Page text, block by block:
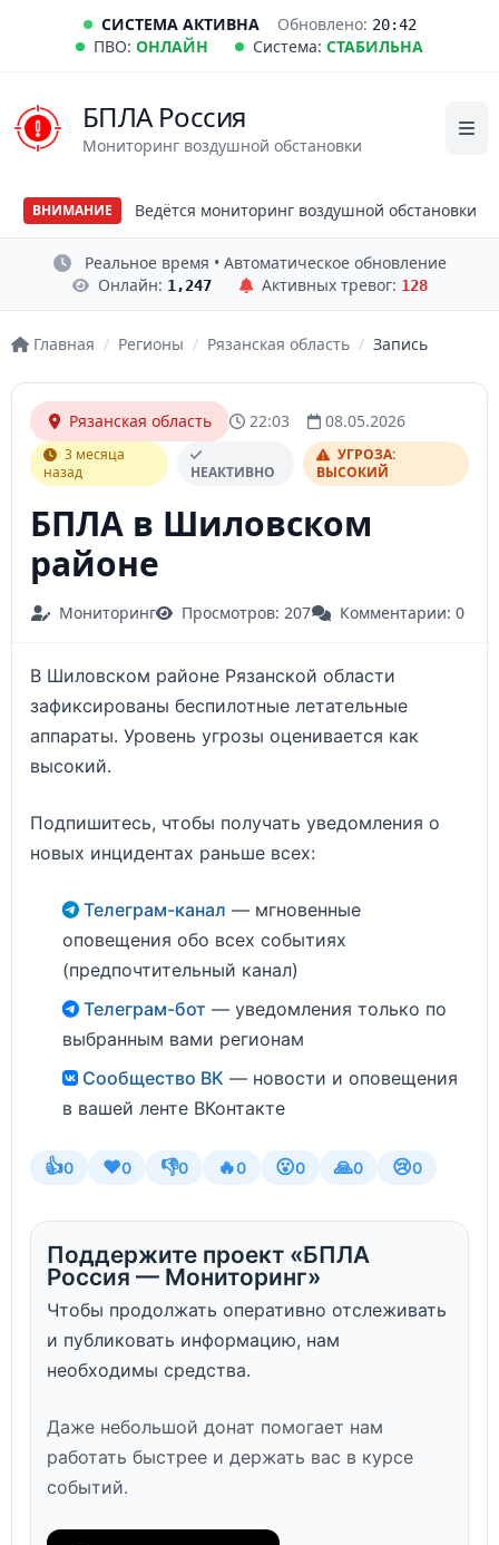
СИСТЕМА АКТИВНА Обновлено: 20:42
ПВО: ОНЛАЙН Система: СТАБИЛЬНА
БПЛА Россия
Мониторинг воздушной обстановки
ВНИМАНИЕ Ведётся мониторинг воздушной обстановки
Реальное время • Автоматическое обновление
Онлайн: 1,247 Активных тревог: 128
Главная / Регионы / Рязанская область / Запись
Рязанская область 22:03 08.05.2026
3 месяца
назад
НЕАКТИВНО
УГРОЗА:
ВЫСОКИЙ
БПЛА в Шиловском
районе
Мониторинг Просмотров: 207 Комментарии: 0
В Шиловском районе Рязанской области
зафиксированы беспилотные летательные
аппараты. Уровень угрозы оценивается как
высокий.
Подпишитесь, чтобы получать уведомления о
новых инцидентах раньше всех:
Телеграм-канал — мгновенные
оповещения обо всех событиях
(предпочтительный канал)
Телеграм-бот — уведомления только по
выбранным вами регионам
Сообщество ВК — новости и оповещения
в вашей ленте ВКонтакте
👍0 ❤️0 👎0 🔥0 😮0 🙏0 😢0
Поддержите проект «БПЛА
Россия — Мониторинг»
Чтобы продолжать оперативно отслеживать
и публиковать информацию, нам
необходимы средства.
Даже небольшой донат помогает нам
работать быстрее и держать вас в курсе
событий.